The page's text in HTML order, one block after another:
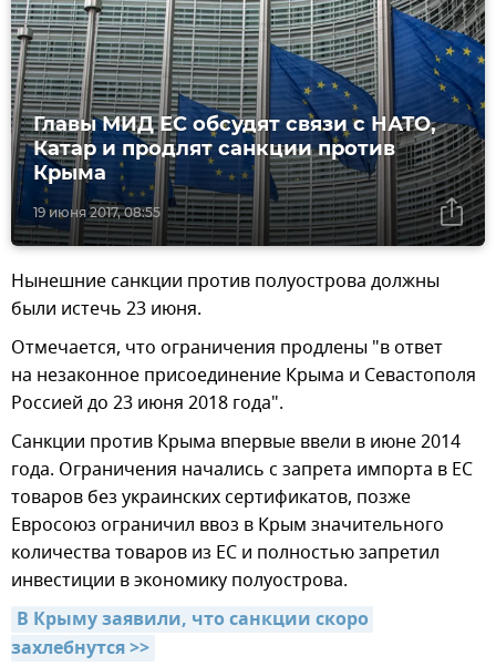
19 июня 2017, 08:55
Главы МИД ЕС обсудят связи с НАТО,
Катар и продлят санкции против
Крыма
Нынешние санкции против полуострова должны
были истечь 23 июня.
Отмечается, что ограничения продлены "в ответ
на незаконное присоединение Крыма и Севастополя
Россией до 23 июня 2018 года".
Санкции против Крыма впервые ввели в июне 2014
года. Ограничения начались с запрета импорта в ЕС
товаров без украинских сертификатов, позже
Евросоюз ограничил ввоз в Крым значительного
количества товаров из ЕС и полностью запретил
инвестиции в экономику полуострова.
В Крыму заявили, что санкции скоро
захлебнутся >>